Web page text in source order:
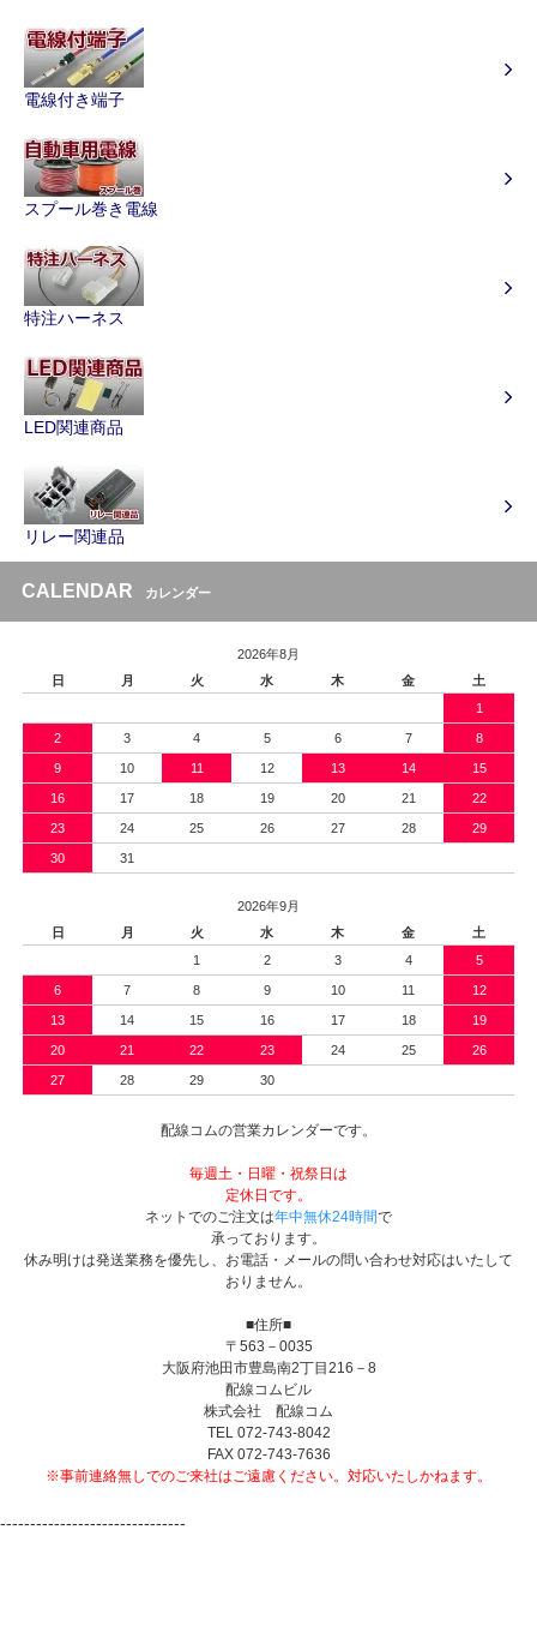
電線付き端子
スプール巻き電線
特注ハーネス
LED関連商品
リレー関連品
CALENDAR カレンダー
2026年8月
日
月 火 水 木 金
土
1
2 3 4 5 6 7 8
9 10 11 12 13 14 15
16 17 18 19 20 21 22
23 24 25 26 27 28 29
30 31
2026年9月
日
月 火 水 木 金
土
1
2 3 4 5
6 7 8 9 10 11 12
13 14 15 16 17 18 19
20 21 22 23 24 25 26
27 28 29 30
配線コムの営業カレンダーです。
毎週土・日曜・祝祭日は
定休日です。
ネットでのご注文は年中無休24時間で
承っております。
休み明けは発送業務を優先し、お電話・メールの問い合わせ対応はいたして
おりません。
■住所■
〒563－0035
大阪府池田市豊島南2丁目216－8
配線コムビル
株式会社 配線コム
TEL 072-743-8042
FAX 072-743-7636
※事前連絡無しでのご来社はご遠慮ください。対応いたしかねます。
-------------------------------